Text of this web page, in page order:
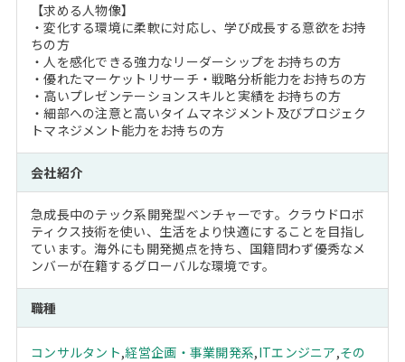
【求める人物像】
・変化する環境に柔軟に対応し、学び成長する意欲をお持
ちの方
・人を感化できる強力なリーダーシップをお持ちの方
・優れたマーケットリサーチ・戦略分析能力をお持ちの方
・高いプレゼンテーションスキルと実績をお持ちの方
・細部への注意と高いタイムマネジメント及びプロジェク
トマネジメント能力をお持ちの方
会社紹介
急成長中のテック系開発型ベンチャーです。クラウドロボ
ティクス技術を使い、生活をより快適にすることを目指し
ています。海外にも開発拠点を持ち、国籍問わず優秀なメ
ンバーが在籍するグローバルな環境です。
職種
コンサルタント,経営企画・事業開発系,ITエンジニア,その